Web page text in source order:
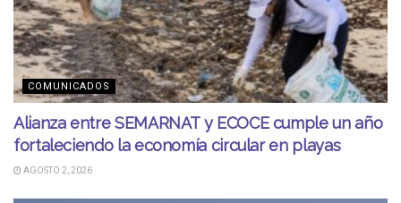
COMUNICADOS
Alianza entre SEMARNAT y ECOCE cumple un año
fortaleciendo la economía circular en playas
AGOSTO 2, 2026